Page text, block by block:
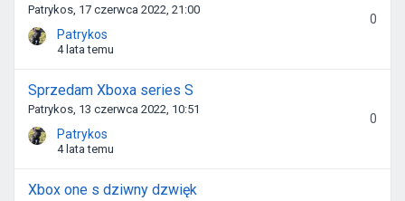
Patrykos, 17 czerwca 2022, 21:00
Patrykos
4 lata temu
0
Sprzedam Xboxa series S
Patrykos, 13 czerwca 2022, 10:51
Patrykos
4 lata temu
0
Xbox one s dziwny dzwięk